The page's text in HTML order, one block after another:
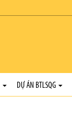
DỰ ÁN BTLSQG